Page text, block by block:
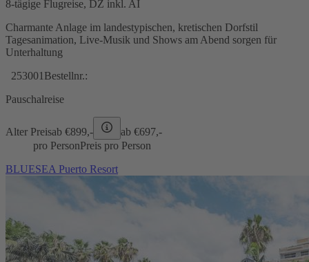
8-tägige Flugreise, DZ inkl. AI
Charmante Anlage im landestypischen, kretischen Dorfstil
Tagesanimation, Live-Musik und Shows am Abend sorgen für
Unterhaltung
253001 Bestellnr.:
Pauschalreise
Alter Preisab €899,- ab €697,-
pro PersonPreis pro Person
BLUESEA Puerto Resort